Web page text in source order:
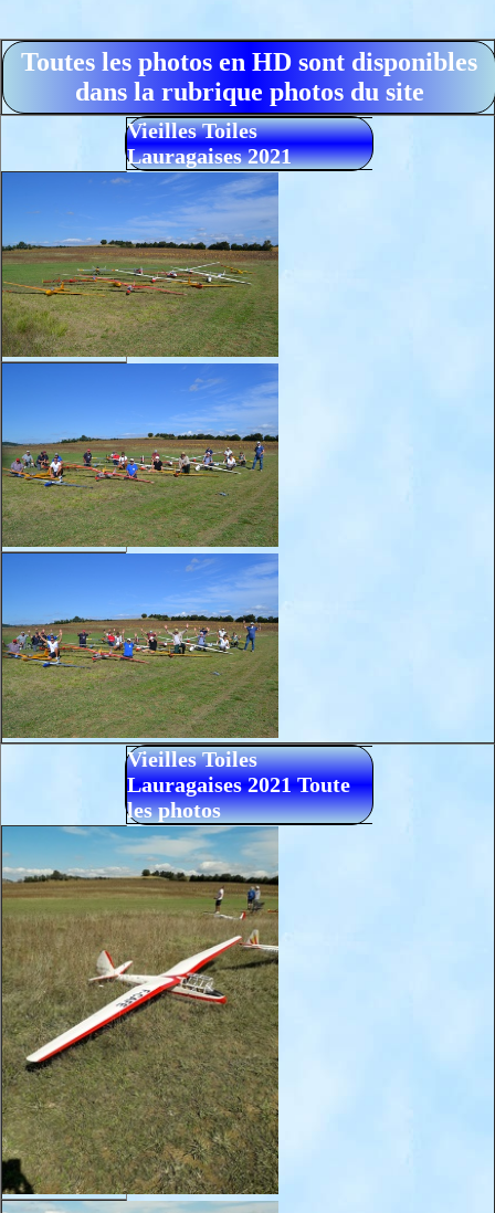
Toutes les photos en HD sont disponibles
dans la rubrique photos du site
Vieilles Toiles
Lauragaises 2021
Vieilles Toiles
Lauragaises 2021 Toute
les photos